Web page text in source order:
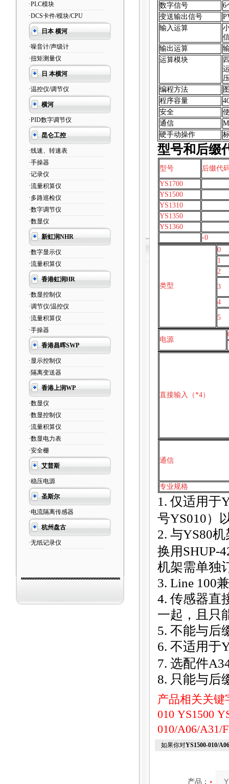
·PLC模块
·DCS卡件/模块/CPU
日本 横河
·噪音计/声级计
·扭矩测量仪
日 本横河
·温控仪/调节仪
横河
·PID数字调节仪
昆仑工控
·线速、转速表
·手操器
·记录仪
·流量积算仪
·多路巡检仪
·数字调节仪
·数显仪
新虹润NHR
·数字显示仪
·流量积算仪
香港虹润HR
·数显控制仪
·调节仪/温控仪
·流量积算仪
·手操器
香港昌晖SWP
·显示控制仪
·隔离变送器
香港上润WP
·数显仪
·数显控制仪
·流量积算仪
·数显电力表
·安全栅
艾普斯
·稳压电源
圣斯尔
·电流隔离传感器
杭州盘古
·无纸记录仪
数字信号
6
变送输出信号
输入运算
输出运算
运算模块
编程方法
程序容量
安全
通信
硬手动操作
型号和后缀
型号
后缀代
YS1700
YS1500
YS1310
YS1350
YS1360
-0
类型
0
1
2
3
4
5
电源
直接输入（*4）
通信
专业规格
1. 仅适用于
号YS010）
2. 与YS80
换用SHUP-
机架需单独
3. Line 100
4. 传感器直
一起，且只
5. 不能与后
6. 不适用于
7. 选配件
8. 只能与后
产品相关关
010 YS1500
010/A06/A31/
如果你对YS1500-010/
产品：